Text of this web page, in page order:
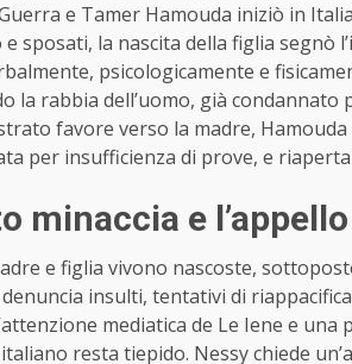
e Tamer Hamouda iniziò in
sposati, la nascita della figlia segnò
psicologicamente e
la rabbia dell’uomo, già
favore verso la madre, Hamouda
per insufficienza di prove, e
minaccia e
e figlia vivono nascoste,
denuncia insulti, tentativi di
mediatica de Le Iene e
resta tiepido. Nessy chiede